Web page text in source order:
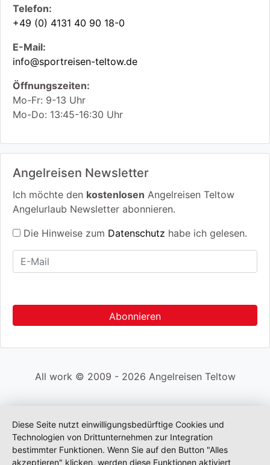
Telefon:
+49 (0) 4131 40 90 18-0
E-Mail:
info@sportreisen-teltow.de
Öffnungszeiten:
Mo-Fr: 9-13 Uhr
Mo-Do: 13:45-16:30 Uhr
Angelreisen Newsletter
Ich möchte den kostenlosen Angelreisen Teltow
Angelurlaub Newsletter abonnieren.
Die Hinweise zum Datenschutz habe ich gelesen.
All work © 2009 - 2026 Angelreisen Teltow
Diese Seite nutzt einwilligungsbedürftige Cookies und
Technologien von Drittunternehmen zur Integration
bestimmter Funktionen. Wenn Sie auf den Button "Alles
akzeptieren" klicken, werden diese Funktionen aktiviert